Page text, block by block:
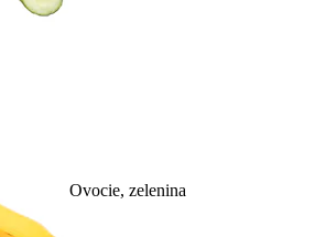
Ovocie, zelenina